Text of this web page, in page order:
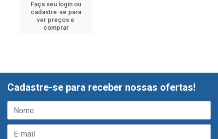
Faça seu login ou
cadastre-se para
ver preços e
comprar
Cadastre-se para receber nossas ofertas!